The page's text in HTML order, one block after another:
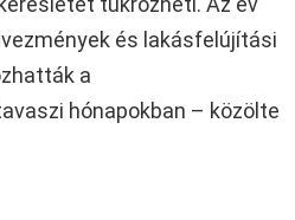
és lakásfelújítási
a
hónapokban – közölte